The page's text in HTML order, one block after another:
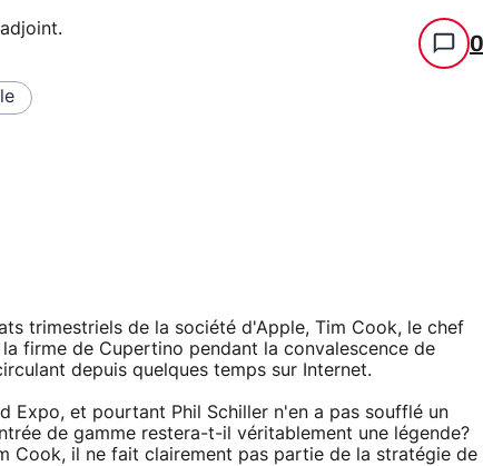
.
0
trimestriels de la société d'Apple, Tim Cook, le chef
firme de Cupertino pendant la convalescence de
depuis quelques temps sur Internet.
Expo, et pourtant Phil Schiller n'en a pas soufflé un
de gamme restera-t-il véritablement une légende?
Cook, il ne fait clairement pas partie de la stratégie de